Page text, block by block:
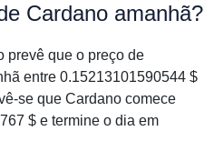
Cardano amanhã?
prevê que o preço de
entre 0.15213101590544 $
se que Cardano comece
$ e termine o dia em